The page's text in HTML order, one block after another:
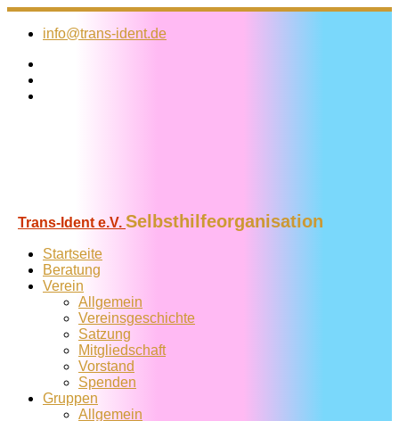
Zum
Inhalt
info@trans-ident.de
Trans-Ident e.V. Selbsthilfeorganisation
Startseite
Beratung
Verein
Allgemein
Vereins­geschichte
Satzung
Mitglied­schaft
Vorstand
Spenden
Gruppen
Allgemein